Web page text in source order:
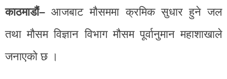
काठमाडौं– आजबाट मौसममा क्रमिक सुधार हुने जल
तथा मौसम विज्ञान विभाग मौसम पूर्वानुमान महाशाखाले
जनाएको छ ।